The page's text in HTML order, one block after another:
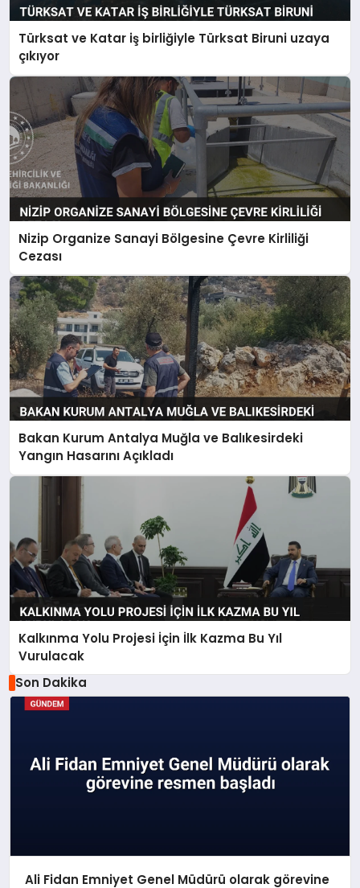
Türksat ve Katar iş birliğiyle Türksat Biruni uzaya
çıkıyor
Nizip Organize Sanayi Bölgesine Çevre Kirliliği
Cezası
Bakan Kurum Antalya Muğla ve Balıkesirdeki
Yangın Hasarını Açıkladı
Kalkınma Yolu Projesi İçin İlk Kazma Bu Yıl
Vurulacak
Son Dakika
Ali Fidan Emniyet Genel Müdürü olarak görevine